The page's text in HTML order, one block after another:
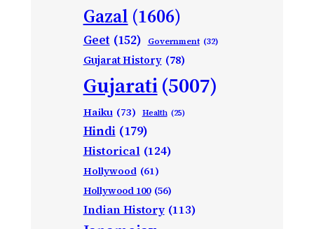
Gazal (1606)
Geet (152) Government (32)
Gujarat History (78)
Gujarati(5007)
Haiku (73) Health (25)
Hindi (179)
Historical (124)
Hollywood (61)
Hollywood 100 (56)
Indian History (113)